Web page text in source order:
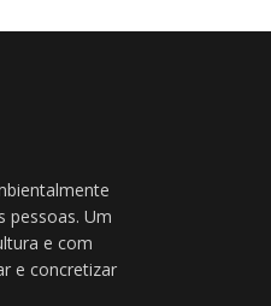
pessoas. Um
e com
e concretizar